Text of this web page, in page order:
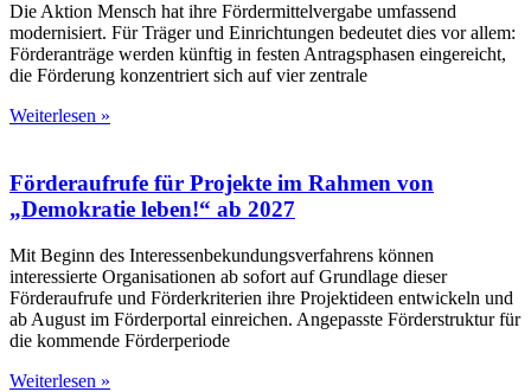
Die Aktion Mensch hat ihre Fördermittelvergabe umfassend
modernisiert. Für Träger und Einrichtungen bedeutet dies vor allem:
Förderanträge werden künftig in festen Antragsphasen eingereicht,
die Förderung konzentriert sich auf vier zentrale
Weiterlesen »
Förderaufrufe für Projekte im Rahmen von
„Demokratie leben!“ ab 2027
Mit Beginn des Interessenbekundungsverfahrens können
interessierte Organisationen ab sofort auf Grundlage dieser
Förderaufrufe und Förderkriterien ihre Projektideen entwickeln und
ab August im Förderportal einreichen. Angepasste Förderstruktur für
die kommende Förderperiode
Weiterlesen »